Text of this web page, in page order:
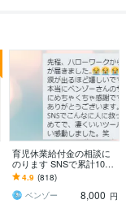
育児休業給付金の相談に
のります SNSで累計1000
件超回答した、現役社労
士事務所職員が対応
4.9 (818)
ベンゾー
8,000 円